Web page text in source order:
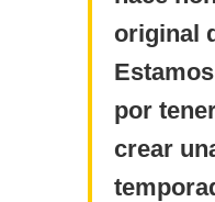
original
por
crear